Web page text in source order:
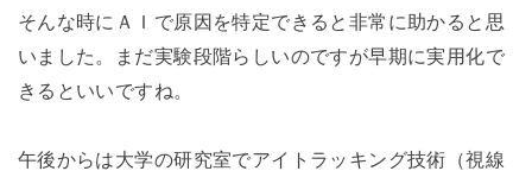
そんな時にＡＩで原因を特定できると非常に助かると思
いました。まだ実験段階らしいのですが早期に実用化で
きるといいですね。
午後からは大学の研究室でアイトラッキング技術（視線